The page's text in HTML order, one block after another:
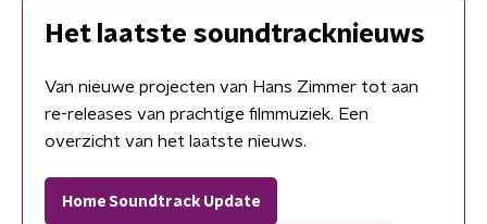
Het laatste soundtracknieuws
Van nieuwe projecten van Hans Zimmer tot aan
re-releases van prachtige filmmuziek. Een
overzicht van het laatste nieuws.
Home Soundtrack Update